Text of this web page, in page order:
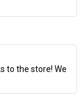
to the store! We